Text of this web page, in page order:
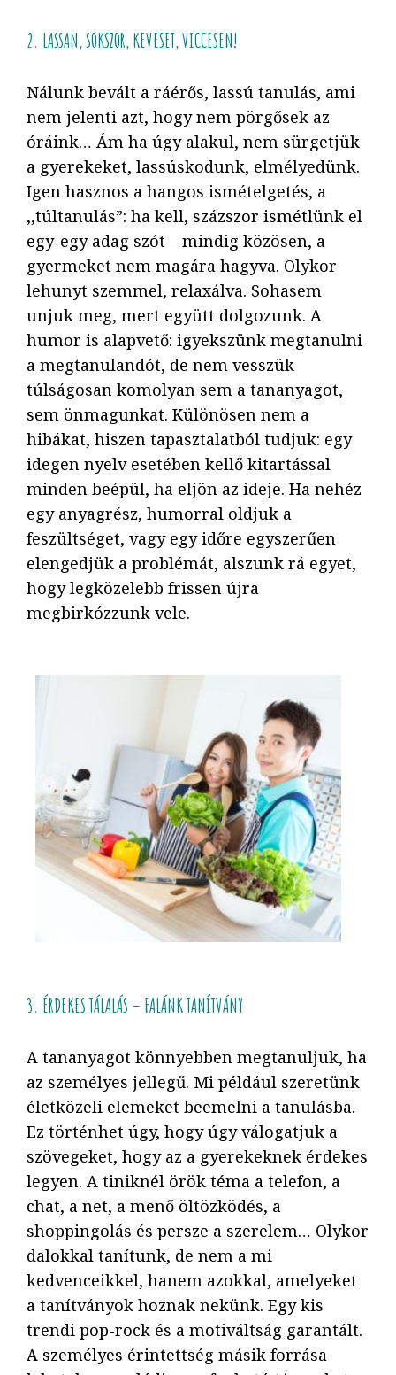
2. LASSAN, SOKSZOR, KEVESET, VICCESEN!
Nálunk bevált a ráérős, lassú tanulás, ami
nem jelenti azt, hogy nem pörgősek az
óráink… Ám ha úgy alakul, nem sürgetjük
a gyerekeket, lassúskodunk, elmélyedünk.
Igen hasznos a hangos ismételgetés, a
,,túltanulás”: ha kell, százszor ismétlünk el
egy-egy adag szót – mindig közösen, a
gyermeket nem magára hagyva. Olykor
lehunyt szemmel, relaxálva. Sohasem
unjuk meg, mert együtt dolgozunk. A
humor is alapvető: igyekszünk megtanulni
a megtanulandót, de nem vesszük
túlságosan komolyan sem a tananyagot,
sem önmagunkat. Különösen nem a
hibákat, hiszen tapasztalatból tudjuk: egy
idegen nyelv esetében kellő kitartással
minden beépül, ha eljön az ideje. Ha nehéz
egy anyagrész, humorral oldjuk a
feszültséget, vagy egy időre egyszerűen
elengedjük a problémát, alszunk rá egyet,
hogy legközelebb frissen újra
megbirkózzunk vele.
3. ÉRDEKES TÁLALÁS – FALÁNK TANÍTVÁNY
A tananyagot könnyebben megtanuljuk, ha
az személyes jellegű. Mi például szeretünk
életközeli elemeket beemelni a tanulásba.
Ez történhet úgy, hogy úgy válogatjuk a
szövegeket, hogy az a gyerekeknek érdekes
legyen. A tiniknél örök téma a telefon, a
chat, a net, a menő öltözködés, a
shoppingolás és persze a szerelem… Olykor
dalokkal tanítunk, de nem a mi
kedvenceikkel, hanem azokkal, amelyeket
a tanítványok hoznak nekünk. Egy kis
trendi pop-rock és a motiváltság garantált.
A személyes érintettség másik forrása